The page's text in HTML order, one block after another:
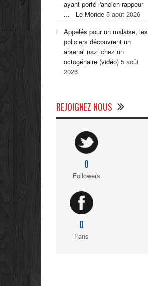
ayant porté l'ancien rappeur
... - Le Monde 5 août 2026
Appelés pour un malaise, les
policiers découvrent un
arsenal nazi chez un
octogénaire (vidéo) 5 août
2026
REJOIGNEZ NOUS
0
Followers
0
Fans